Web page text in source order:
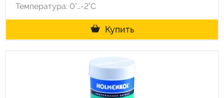
Температура: 0°…-2°C
Купить